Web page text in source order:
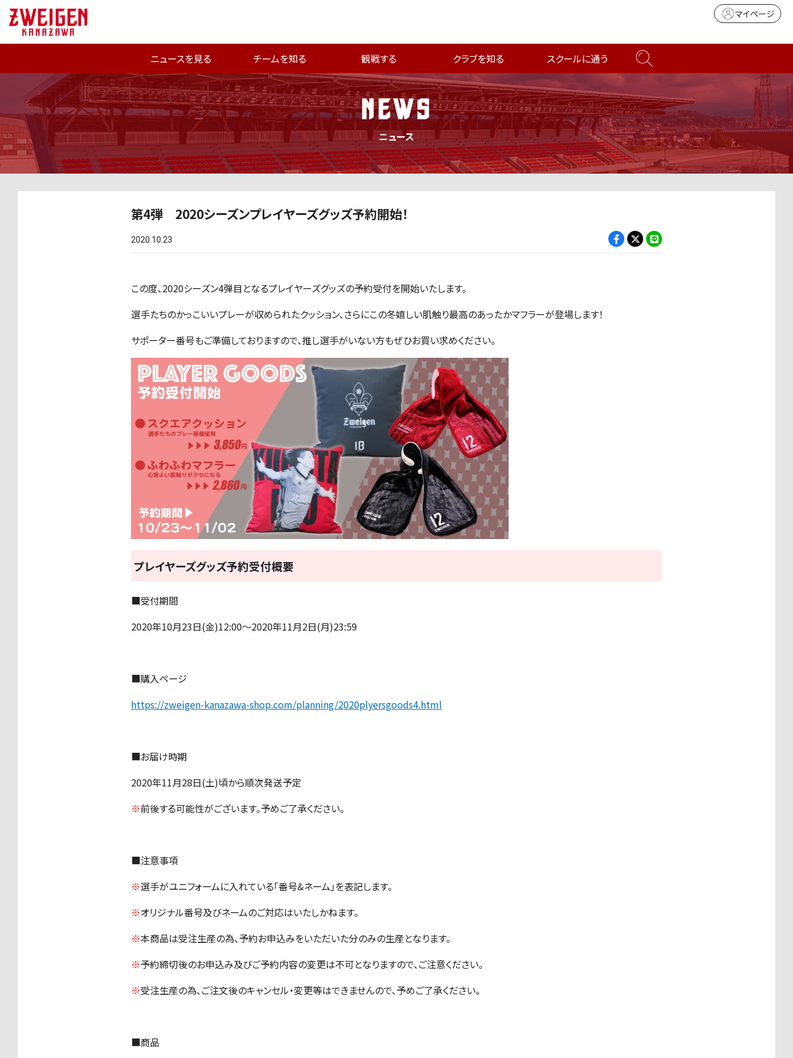
マイページ
ニュースを見る チームを知る 観戦する クラブを知る スクールに通う
NEWS
ニュース
第4弾 2020シーズンプレイヤーズグッズ予約開始！
2020.10.23
この度、2020シーズン4弾目となるプレイヤーズグッズの予約受付を開始いたします。
選手たちのかっこいいプレーが収められたクッション、さらにこの冬嬉しい肌触り最高のあったかマフラーが登場します！
サポーター番号もご準備しておりますので、推し選手がいない方もぜひお買い求めください。
プレイヤーズグッズ予約受付概要
■受付期間
2020年10月23日(金)12:00〜2020年11月2日(月)23:59
■購入ページ
https://zweigen-kanazawa-shop.com/planning/2020plyersgoods4.html
■お届け時期
2020年11月28日(土)頃から順次発送予定
※前後する可能性がございます。予めご了承ください。
■注意事項
※選手がユニフォームに入れている「番号&ネーム」を表記します。
※オリジナル番号及びネームのご対応はいたしかねます。
※本商品は受注生産の為、予約お申込みをいただいた分のみの生産となります。
※予約締切後のお申込み及びご予約内容の変更は不可となりますので、ご注意ください。
※受注生産の為、ご注文後のキャンセル・変更等はできませんので、予めご了承ください。
■商品